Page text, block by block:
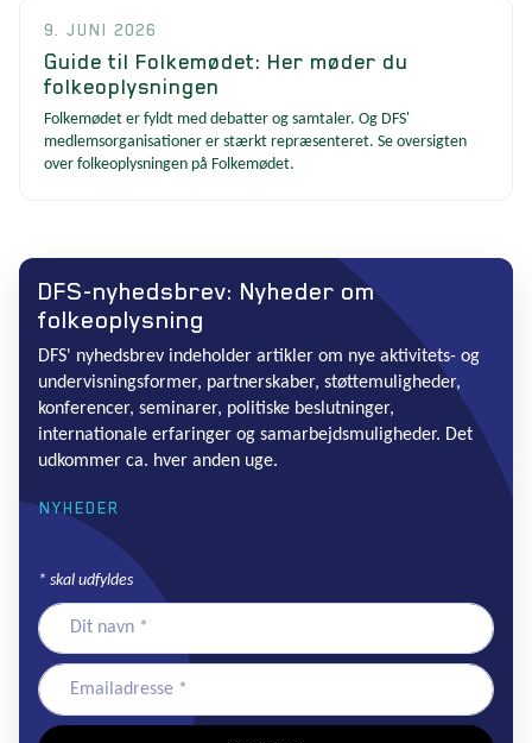
9. JUNI 2026
Guide til Folkemødet: Her møder du
folkeoplysningen
Folkemødet er fyldt med debatter og samtaler. Og DFS'
medlemsorganisationer er stærkt repræsenteret. Se oversigten
over folkeoplysningen på Folkemødet.
DFS-nyhedsbrev: Nyheder om
folkeoplysning
DFS' nyhedsbrev indeholder artikler om nye aktivitets- og
undervisningsformer, partnerskaber, støttemuligheder,
konferencer, seminarer, politiske beslutninger,
internationale erfaringer og samarbejdsmuligheder. Det
udkommer ca. hver anden uge.
NYHEDER
* skal udfyldes